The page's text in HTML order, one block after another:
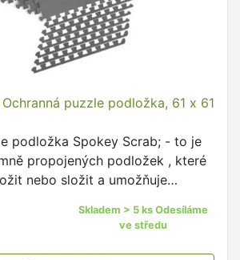
Ochranná puzzle podložka, 61 x 61
podložka Spokey Scrab; - to je
propojených podložek , které
nebo složit a umožňuje
Skladem > 5 ks Odesíláme
ve středu